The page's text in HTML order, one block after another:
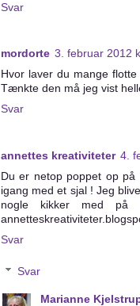
Svar
mordorte 3. februar 2012
Hvor laver du mange
Tænkte den må jeg vist
Svar
annettes kreativiteter 4.
Du er netop poppet op
igang med et sjal ! Jeg
nogle kikker med
Svar
Svar
Marianne